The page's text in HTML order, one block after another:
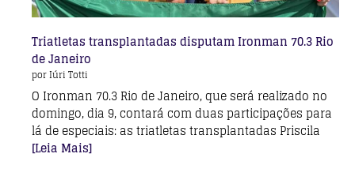
Triatletas transplantadas disputam Ironman 70.3 Rio
de Janeiro
por Iúri Totti
O Ironman 70.3 Rio de Janeiro, que será realizado no
domingo, dia 9, contará com duas participações para
lá de especiais: as triatletas transplantadas Priscila
[Leia Mais]